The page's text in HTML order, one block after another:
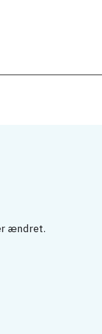
ændret.